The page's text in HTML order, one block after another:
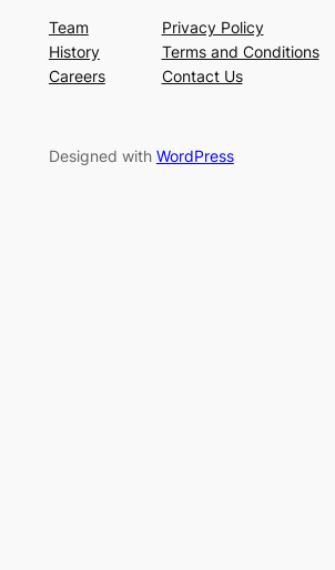
Team
History
Careers
Privacy Policy
Terms and Conditions
Contact Us
Designed with WordPress